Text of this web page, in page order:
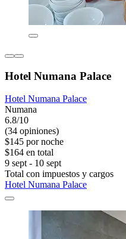
Hotel Numana Palace
Hotel Numana Palace
Numana
6.8/10
(34 opiniones)
$145 por noche
$164 en total
9 sept - 10 sept
Total con impuestos y cargos
Hotel Numana Palace